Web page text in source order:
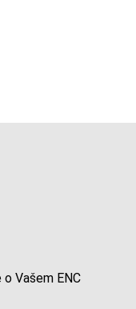
Vašem ENC